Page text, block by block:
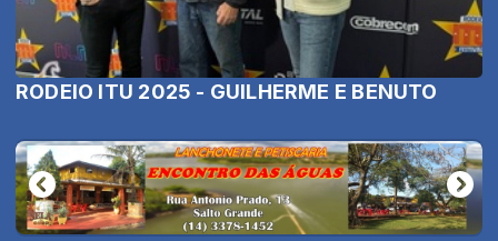
RODEIO ITU 2025 - GUILHERME E BENUTO